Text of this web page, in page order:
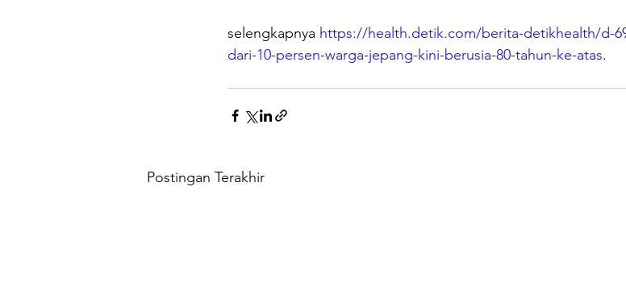
selengkapnya https://health.detik.com/berita-detikhealth/d-
dari-10-persen-warga-jepang-kini-berusia-80-tahun-ke-atas.
Postingan Terakhir